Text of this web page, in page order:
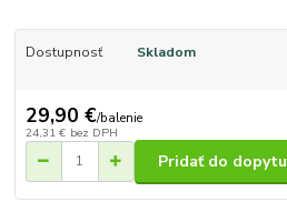
Dostupnosť Skladom
29,90 €/balenie
24,31 € bez DPH
Pridať do dopytu